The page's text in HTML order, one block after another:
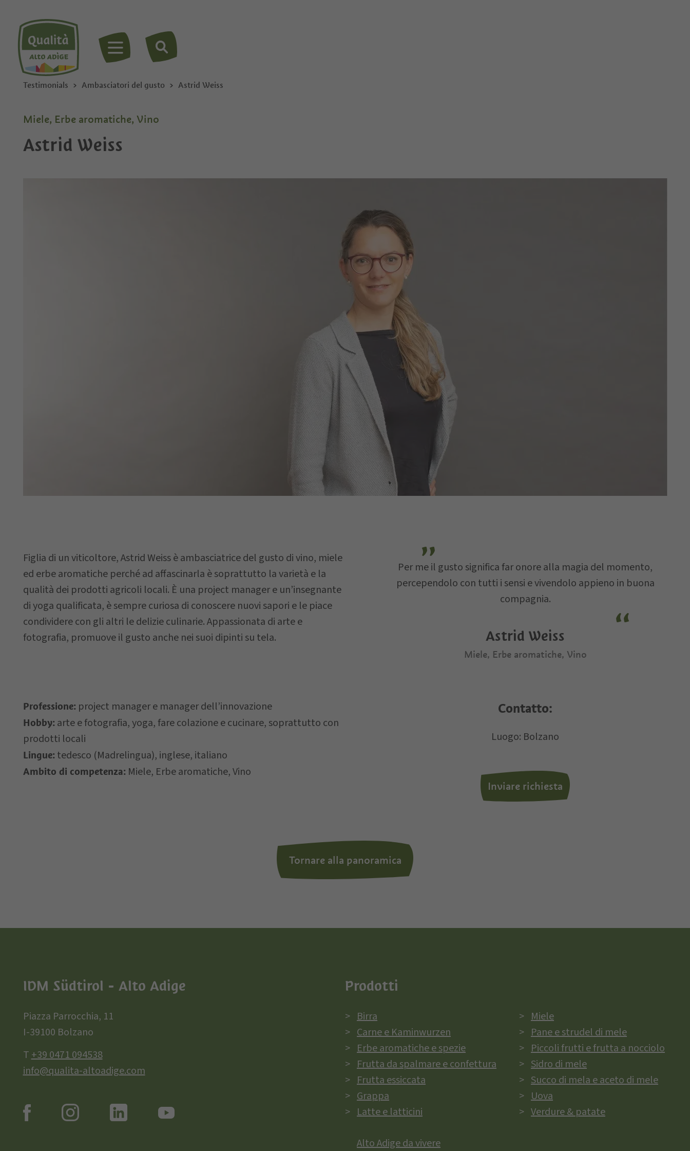
MENU
Testimonials Ambasciatori del gusto Astrid Weiss
Miele, Erbe aromatiche, Vino
Astrid Weiss
Figlia di un viticoltore, Astrid Weiss è ambasciatrice del gusto di vino, miele
ed erbe aromatiche perché ad affascinarla è soprattutto la varietà e la
qualità dei prodotti agricoli locali. È una project manager e un’insegnante
di yoga qualificata, è sempre curiosa di conoscere nuovi sapori e le piace
condividere con gli altri le delizie culinarie. Appassionata di arte e
fotografia, promuove il gusto anche nei suoi dipinti su tela.
Per me il gusto significa far onore alla magia del momento,
percependolo con tutti i sensi e vivendolo appieno in buona
compagnia.
Astrid Weiss
Miele, Erbe aromatiche, Vino
Professione:project manager e manager dell’innovazione
Hobby:arte e fotografia, yoga, fare colazione e cucinare, soprattutto con
prodotti locali
Lingue:tedesco (Madrelingua), inglese, italiano
Ambito di competenza:Miele, Erbe aromatiche, Vino
Contatto:
Luogo: Bolzano
Inviare richiesta
Tornare alla panoramica
Cognome
Comune
E-mail
richiesta
Il vostro messaggio…
Letto e compreso laprivacy policy , autorizzo il Titolare al trattamento dei dati personali.
IDM Südtirol - Alto Adige
Piazza Parrocchia, 11
I-39100 Bolzano
T+39 0471 094538
info@qualita-altoadige.com
Prodotti
Birra
Carne e Kaminwurzen
Erbe aromatiche e spezie
Frutta da spalmare e confettura
Frutta essiccata
Grappa
Latte e latticini
Miele
Pane e strudel di mele
Piccoli frutti e frutta a nocciolo
Sidro di mele
Succo di mela e aceto di mele
Uova
Verdure & patate
Alto Adige da vivere